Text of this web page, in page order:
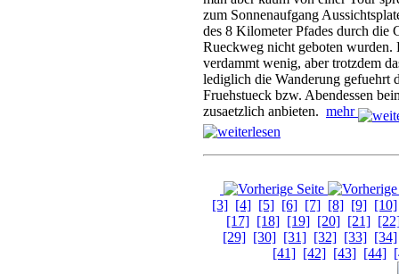
zum Sonnenaufgang
des 8 Kilometer Pfades durch die
Rueckweg nicht geboten wurden.
verdammt wenig, aber trotzdem
lediglich die Wanderung gefuehrt
Fruehstueck bzw. Abendessen
zusaetzlich anbieten. mehr
[3] [4] [5] [6] [7] [8] [9] [10]
[17] [18] [19] [20] [21]
[29] [30] [31] [32] [33] [34]
[41] [42] [43] [44]